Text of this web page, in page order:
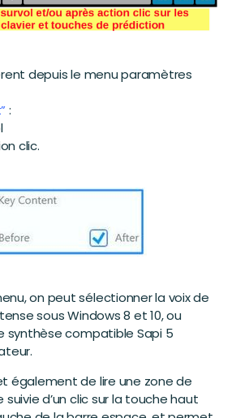
depuis le menu paramètres
:
clic.
on peut sélectionner la voix de
sous Windows 8 et 10, ou
synthèse compatible Sapi 5
également de lire une zone de
d’un clic sur la touche haut